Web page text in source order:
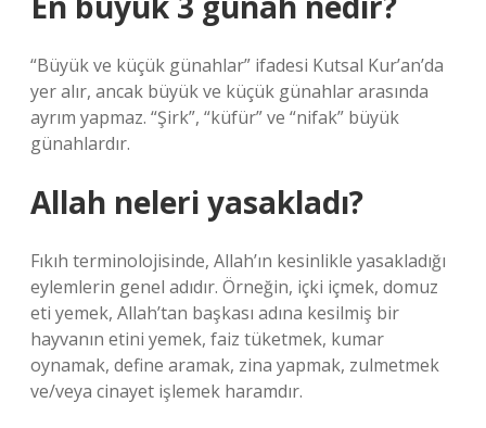
“Büyük ve küçük günahlar” ifadesi Kutsal Kur’an’da
yer alır, ancak büyük ve küçük günahlar arasında
ayrım yapmaz. “Şirk”, “küfür” ve “nifak” büyük
günahlardır.
Allah neleri yasakladı?
Fıkıh terminolojisinde, Allah’ın kesinlikle yasakladığı
eylemlerin genel adıdır. Örneğin, içki içmek, domuz
eti yemek, Allah’tan başkası adına kesilmiş bir
hayvanın etini yemek, faiz tüketmek, kumar
oynamak, define aramak, zina yapmak, zulmetmek
ve/veya cinayet işlemek haramdır.